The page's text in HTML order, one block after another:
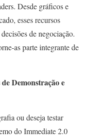
Desde gráficos e
esses recursos
de negociação.
as parte integrante de
Demonstração e
ou deseja testar
do Immediate 2.0